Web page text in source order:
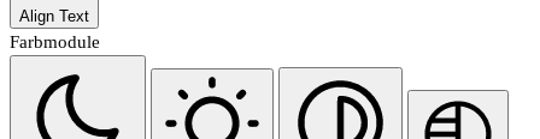
Align Text
Farbmodule